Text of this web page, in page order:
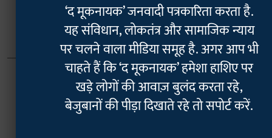
Read More
‘द मूकनायक’ जनवादी पत्रकारिता करता है.
यह संविधान, लोकतंत्र और सामाजिक न्याय
पर चलने वाला मीडिया समूह है. अगर आप भी
चाहते हैं कि ‘द मूकनायक’ हमेशा हाशिए पर
खड़े लोगों की आवाज़ बुलंद करता रहे,
बेजुबानों की पीड़ा दिखाते रहे तो सपोर्ट करें.